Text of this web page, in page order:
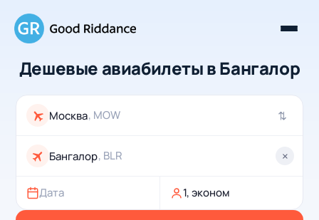
Дешевые авиабилеты в Бангалор
, MOW ⇄
, BLR ×
Дата 1, эконом